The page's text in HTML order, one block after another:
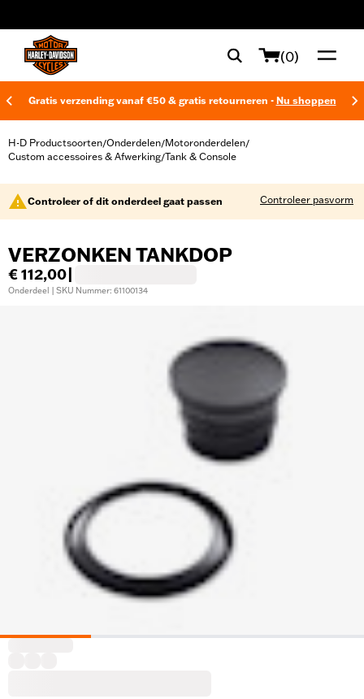
(0)
Gratis verzending vanaf €50 & gratis retourneren - Nu shoppen
H-D Productsoorten/Onderdelen/Motoronderdelen/
Custom accessoires & Afwerking/Tank & Console
Controleer of dit onderdeel gaat passen Controleer pasvorm
VERZONKEN TANKDOP
€ 112,00
Onderdeel | SKU Nummer: 61100134